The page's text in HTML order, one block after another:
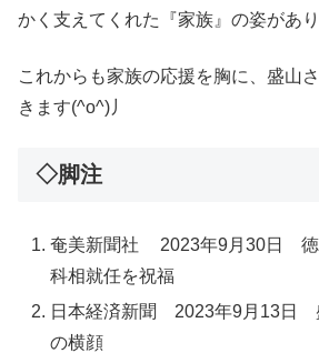
かく支えてくれた『家族』の姿があり
これからも家族の応援を胸に、盛山
きます(^o^)丿
◇脚注
奄美新聞社 2023年9月30日
徳
科相就任を祝福
日本経済新聞 2023年9月13日
の横顔